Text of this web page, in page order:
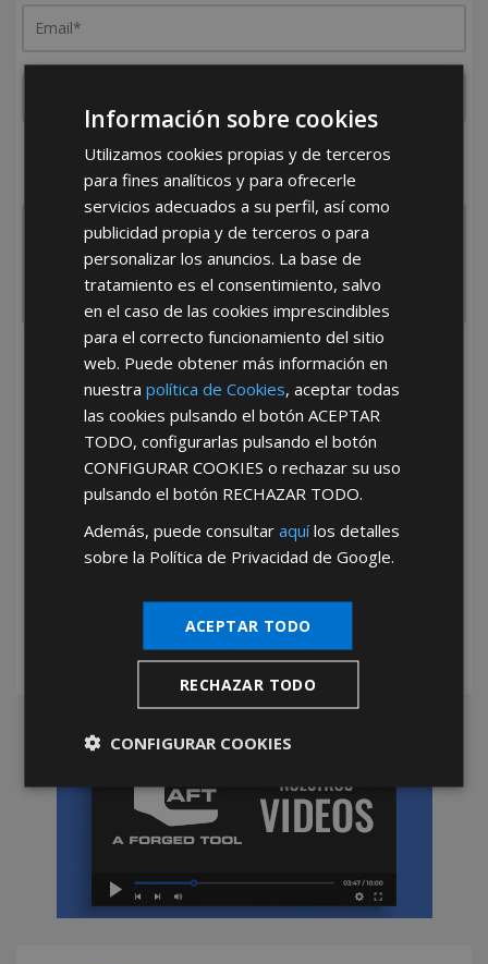
¿De dónde es la empresa?
España
Portugal Otros
He leído y acepto laPolítica de Privacidad
*Abstenerse particulares, sólo venta a tiendas y empresas minoristas y
mayoristas.
Información sobre cookies
Utilizamos cookies propias y de terceros
para fines analíticos y para ofrecerle
servicios adecuados a su perfil, así como
publicidad propia y de terceros o para
personalizar los anuncios. La base de
tratamiento es el consentimiento, salvo
en el caso de las cookies imprescindibles
para el correcto funcionamiento del sitio
web. Puede obtener más información en
nuestrapolítica de Cookies, aceptar todas
las cookies pulsando el botónACEPTAR
TODO, configurarlas pulsando el botón
CONFIGURAR COOKIES o rechazar su uso
pulsando el botón RECHAZAR TODO.
Además, puede consultaraquílos detalles
sobre la Política de Privacidad de Google.
ACEPTAR TODO
RECHAZAR TODO
CONFIGURAR COOKIES